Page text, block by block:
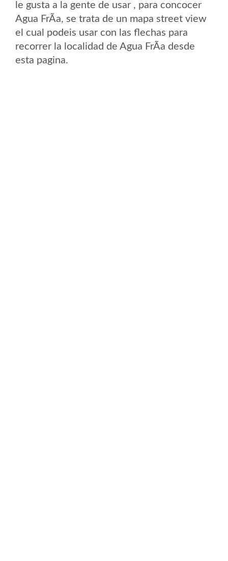
le gusta a la gente de usar , para concocer
Agua FrÃ­a, se trata de un mapa street view
el cual podeis usar con las flechas para
recorrer la localidad de Agua FrÃ­a desde
esta pagina.